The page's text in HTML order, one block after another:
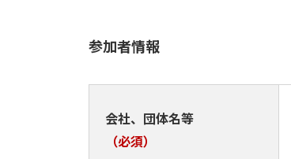
参加者情報
会社、団体名等
（必須）